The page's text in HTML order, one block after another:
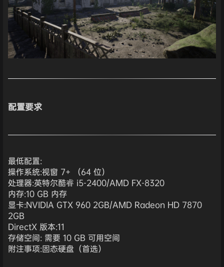
配置要求
最低配置:
操作系统:视窗 7+ （64 位）
处理器:英特尔酷睿 i5-2400/AMD FX-8320
内存:10 GB 内存
显卡:NVIDIA GTX 960 2GB/AMD Radeon HD 7870
2GB
DirectX 版本:11
存储空间: 需要 10 GB 可用空间
附注事项:固态硬盘（首选）